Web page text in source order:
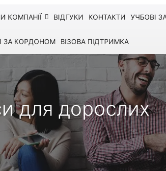
КОМПАНІЇ ВІДГУКИ КОНТАКТИ УЧБОВІ
ЗА КОРДОНОМ ВІЗОВА ПІДТРИМКА
для дорослих